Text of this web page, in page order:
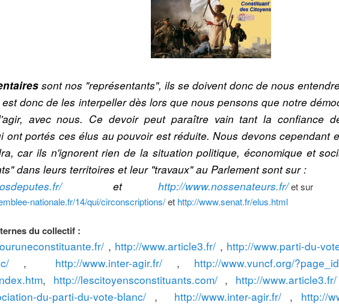
sont nos "représentants", ils se doivent donc de nous
donc de les interpeller dès lors que nous pensons que notre
avec nous. Ce devoir peut paraître vain tant la confiance
ont portés ces élus au pouvoir est réduite. Nous devons cependant
car ils n'ignorent rien de la situation politique, économique et
dans leurs territoires et leur "travaux" au Parlement sont sur :
et http://www.nossenateurs.fr/et sur
nationale.fr/14/qui/circonscriptions/et http://www.senat.fr/elus.html
du collectif :
, http://www.article3.fr/ , http://www.parti-du-
, http://www.inter-agir.fr/ , http://www.vuncf.org/
, http://lescitoyensconstituants.com/ , http://www.article3.fr/
du-parti-du-vote-blanc/ , http://www.inter-agir.fr/ , http://